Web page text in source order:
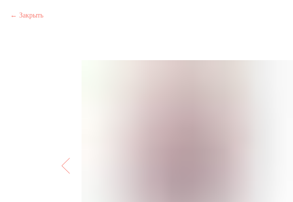
Закрыть